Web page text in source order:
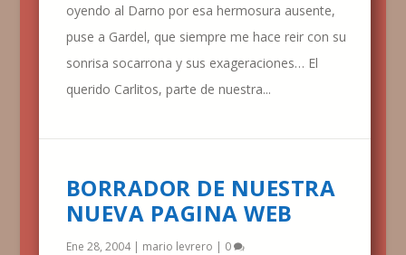
oyendo al Darno por esa hermosura ausente,
puse a Gardel, que siempre me hace reir con su
sonrisa socarrona y sus exageraciones… El
querido Carlitos, parte de nuestra...
BORRADOR DE NUESTRA
NUEVA PAGINA WEB
Ene 28, 2004| mario levrero | 0